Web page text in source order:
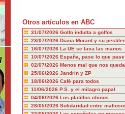
Otros artículos en ABC
31/07/2026 Golfo indulta a golfos
23/07/2026 Diana Morant y su
16/07/2026 La UE se lava las manos
10/07/2026 España, pase lo que pase
02/07/2026 Menos mal que nos
25/06/2026 Jandrín y ZP
18/06/2026 Café para todos
11/06/2026 P.S. y el milagro papal
04/06/2026 Los platillos chinos
28/05/2026 Solidaridad entre